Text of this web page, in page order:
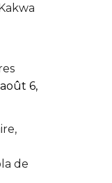
août 6,
de